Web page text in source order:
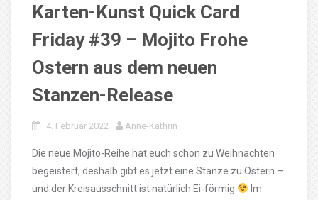
Karten-Kunst Quick Card
Friday #39 – Mojito Frohe
Ostern aus dem neuen
Stanzen-Release
4. Februar 2022 Anne-Kathrin
Die neue Mojito-Reihe hat euch schon zu Weihnachten
begeistert, deshalb gibt es jetzt eine Stanze zu Ostern –
und der Kreisausschnitt ist natürlich Ei-förmig
Im